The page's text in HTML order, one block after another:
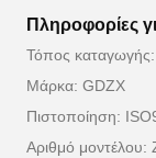
Πληροφορίες
Τόπος καταγωγής:
Μάρκα: GDZX
Πιστοποίηση:
Αριθμό μοντέλου: